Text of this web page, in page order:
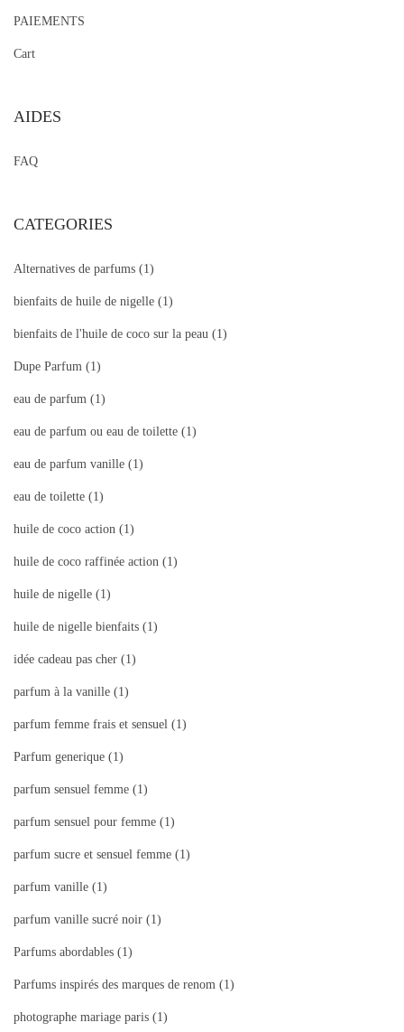
PAIEMENTS
Cart
AIDES
FAQ
CATEGORIES
Alternatives de parfums (1)
bienfaits de huile de nigelle (1)
bienfaits de l'huile de coco sur la peau (1)
Dupe Parfum (1)
eau de parfum (1)
eau de parfum ou eau de toilette (1)
eau de parfum vanille (1)
eau de toilette (1)
huile de coco action (1)
huile de coco raffinée action (1)
huile de nigelle (1)
huile de nigelle bienfaits (1)
idée cadeau pas cher (1)
parfum à la vanille (1)
parfum femme frais et sensuel (1)
Parfum generique (1)
parfum sensuel femme (1)
parfum sensuel pour femme (1)
parfum sucre et sensuel femme (1)
parfum vanille (1)
parfum vanille sucré noir (1)
Parfums abordables (1)
Parfums inspirés des marques de renom (1)
photographe mariage paris (1)